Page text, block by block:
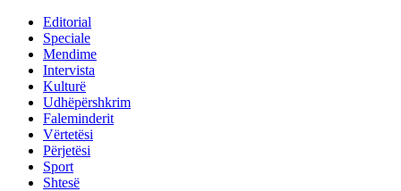
Editorial
Speciale
Mendime
Intervista
Kulturë
Udhëpërshkrim
Faleminderit
Vërtetësi
Përjetësi
Sport
Shtesë